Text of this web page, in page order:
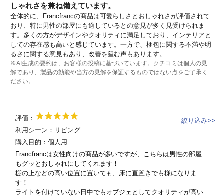
しゃれさを兼ね備えています。
全体的に、Francfrancの商品は可愛らしさとおしゃれさが評価されて
おり、特に男性の部屋にも適しているとの意見が多く見受けられま
す。多くの方がデザインやクオリティに満足しており、インテリアと
しての存在感も高いと感じています。一方で、梱包に関する不満や明
るさに関する意見もあり、改善を望む声もあります。
※AI生成の要約は、お客様の投稿に基づいています。クチコミは個人の見
解であり、製品の効能や当方の見解を保証するものではない点をご了承く
ださい。
絞り込み>>
評価：
利用シーン： リビング
購入目的： 個人用
Francfrancは女性向けの商品が多いですが、こちらは男性の部屋
もグッとおしゃれにしてくれます！
棚の上などの高い位置に置いても、床に直置きでも様になりま
す！
ライトを付けていない日中でもオブジェとしてクオリティが高い